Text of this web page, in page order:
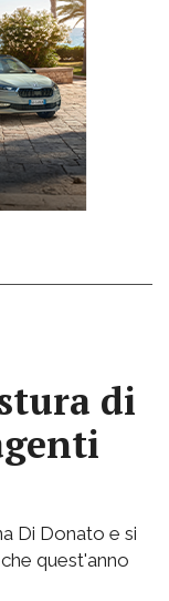
di
Di Donato e si
quest'anno